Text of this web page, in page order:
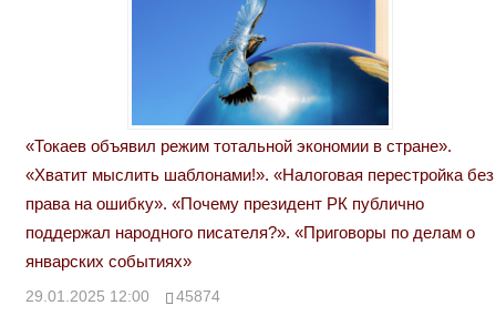
«Токаев объявил режим тотальной экономии в стране».
«Хватит мыслить шаблонами!». «Налоговая перестройка без
права на ошибку». «Почему президент РК публично
поддержал народного писателя?». «Приговоры по делам о
январских событиях»
29.01.2025 12:00 45874